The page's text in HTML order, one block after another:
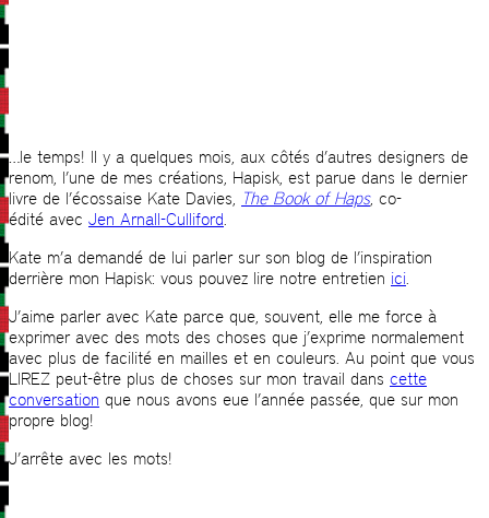
…le temps! Il y a quelques mois, aux côtés d’autres designers de
renom, l’une de mes créations, Hapisk, est parue dans le dernier
livre de l’écossaise Kate Davies, The Book of Haps, co-
édité avec Jen Arnall-Culliford.
Kate m’a demandé de lui parler sur son blog de l’inspiration
derrière mon Hapisk: vous pouvez lire notre entretien ici.
J’aime parler avec Kate parce que, souvent, elle me force à
exprimer avec des mots des choses que j’exprime normalement
avec plus de facilité en mailles et en couleurs. Au point que vous
LIREZ peut-être plus de choses sur mon travail dans cette
conversation que nous avons eue l’année passée, que sur mon
propre blog!
J’arrête avec les mots!